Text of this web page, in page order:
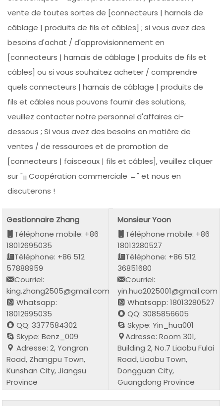
vente de toutes sortes de [connecteurs | harnais de
câblage | produits de fils et câbles] ; si vous avez des
besoins d'achat / d'approvisionnement en
[connecteurs | harnais de câblage | produits de fils et
câbles] ou si vous souhaitez acheter / comprendre
quels connecteurs | harnais de câblage | produits de
fils et câbles nous pouvons fournir des solutions,
veuillez contacter notre personnel d'affaires ci-
dessous ; Si vous avez des besoins en matière de
ventes / de ressources et de promotion de
[connecteurs | faisceaux | fils et câbles], veuillez cliquer
sur "¡¡ Coopération commerciale ←" et nous en
discuterons !
Gestionnaire Zhang
Téléphone mobile: +86
18012695035
Téléphone: +86 512
57888959
Courriel:
king.zhang2505@gmail.com
Whatsapp:
18012695035
QQ: 3377584302
Skype: Benz_009
Adresse: 2, Yongran
Road, Zhangpu Town,
Kunshan City, Jiangsu
Province
Monsieur Yoon
Téléphone mobile: +86
18013280527
Téléphone: +86 512
36851680
Courriel:
yin.hua2025001@gmail.com
Whatsapp: 18013280527
QQ: 3085856605
Skype: Yin_hua001
Adresse: Room 301,
Building 2, No.7 Liaobu Fulai
Road, Liaobu Town,
Dongguan City,
Guangdong Province